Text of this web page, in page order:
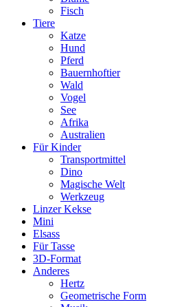
Fisch
Tiere
Katze
Hund
Pferd
Bauernhoftier
Wald
Vogel
See
Afrika
Australien
Für Kinder
Transportmittel
Dino
Magische Welt
Werkzeug
Linzer Kekse
Mini
Elsass
Für Tasse
3D-Format
Anderes
Hertz
Geometrische Form